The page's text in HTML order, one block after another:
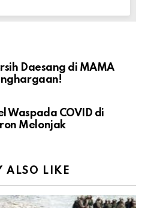
Daesang di MAMA
Waspada COVID di
Melonjak
ALSO LIKE